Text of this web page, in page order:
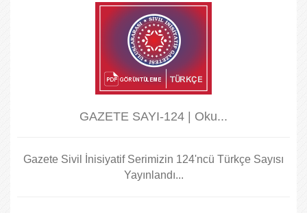
GAZETE SAYI-124 | Oku...
Gazete Sivil İnisiyatif Serimizin 124'ncü Türkçe Sayısı
Yayınlandı...